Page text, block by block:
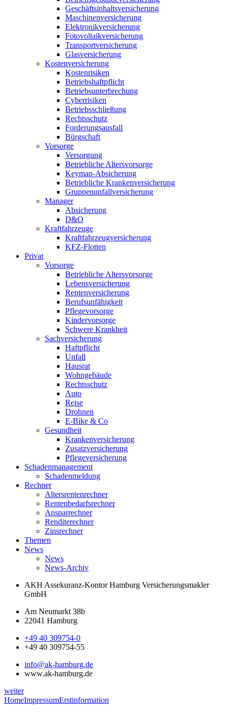
Geschäftsinhaltsversicherung
Maschinenversicherung
Elektronikversicherung
Fotovoltaikversicherung
Transportversicherung
Glasversicherung
Kostenversicherung
Kostenrisiken
Betriebshaftpflicht
Betriebsunterbrechung
Cyberrisiken
Betriebsschließung
Rechtsschutz
Forderungsausfall
Bürgschaft
Vorsorge
Versorgung
Betriebliche Altersvorsorge
Keyman-Absicherung
Betriebliche Krankenversicherung
Gruppenunfallversicherung
Manager
Absicherung
D&O
Kraftfahrzeuge
Kraftfahrzeugversicherung
KFZ-Flotten
Privat
Vorsorge
Betriebliche Altersvorsorge
Lebensversicherung
Rentenversicherung
Berufsunfähigkeit
Pflegevorsorge
Kindervorsorge
Schwere Krankheit
Sachversicherung
Haftpflicht
Unfall
Hausrat
Wohngebäude
Rechtsschutz
Auto
Reise
Drohnen
E-Bike & Co
Gesundheit
Krankenversicherung
Zusatzversicherung
Pflegeversicherung
Schadenmanagement
Schadenmeldung
Rechner
Altersrentenrechner
Rentenbedarfsrechner
Ansparrechner
Renditerechner
Zinsrechner
Themen
News
News
News-Archiv
AKH Assekuranz-Kontor Hamburg Versicherungsmakler
GmbH
Am Neumarkt 38b
22041 Hamburg
+49 40 309754-0
+49 40 309754-55
info@ak-hamburg.de
www.ak-hamburg.de
weiter
HomeImpressumErstinformation